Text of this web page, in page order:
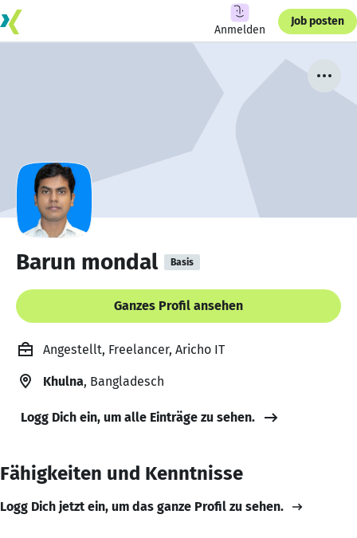
Anmelden
Job posten
Barun mondal Basis
Ganzes Profil ansehen
Angestellt, Freelancer, Aricho IT
Khulna, Bangladesch
Logg Dich ein, um alle Einträge zu sehen.
Fähigkeiten und Kenntnisse
Logg Dich jetzt ein, um das ganze Profil zu sehen.